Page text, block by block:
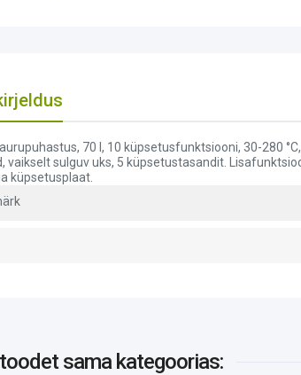
70 l, 10 küpsetusfunktsiooni, 30-280
vaikselt sulguv uks, 5 küpsetustasandit.
küpsetusplaat.
sama kategoorias: